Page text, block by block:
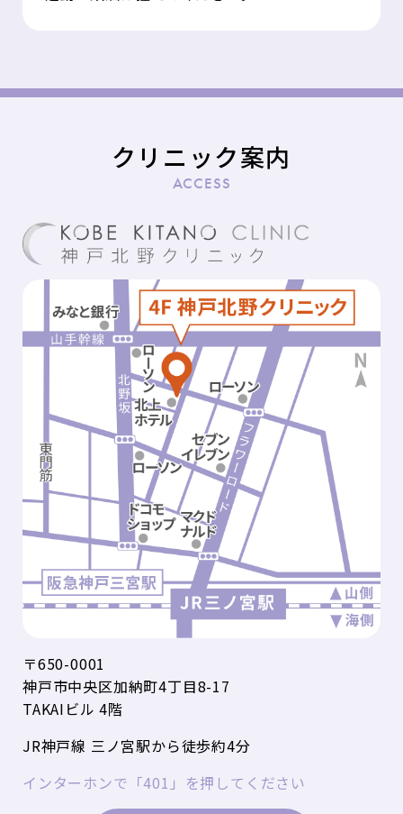
クリニック案内
ACCESS
〒650-0001
神戸市中央区加納町4丁目8-17
TAKAIビル 4階
JR神戸線 三ノ宮駅から徒歩約4分
インターホンで「401」を押してください